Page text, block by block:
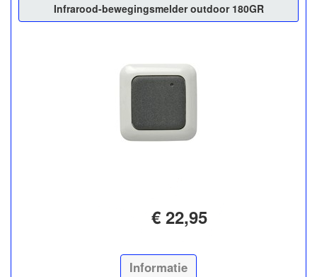
Infrarood-bewegingsmelder outdoor 180GR
€ 22,95
Informatie